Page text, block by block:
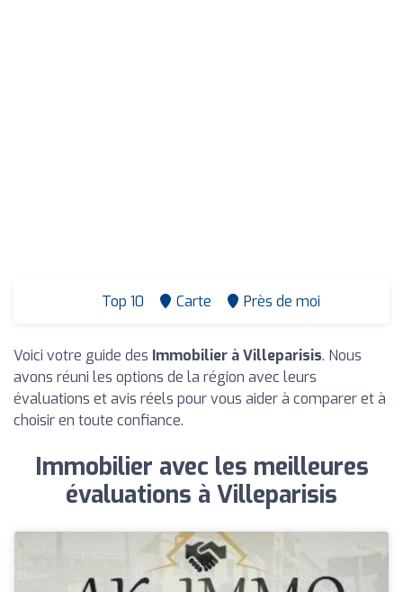
Top 10 Carte Près de moi
Voici votre guide des Immobilier à Villeparisis. Nous
avons réuni les options de la région avec leurs
évaluations et avis réels pour vous aider à comparer et à
choisir en toute confiance.
Immobilier avec les meilleures
évaluations à Villeparisis